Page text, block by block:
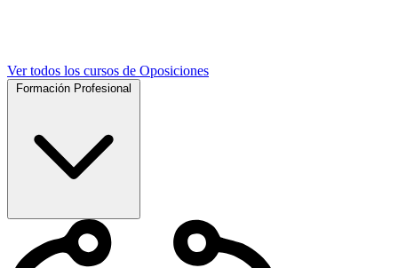
Ver todos los cursos de Oposiciones
Formación Profesional